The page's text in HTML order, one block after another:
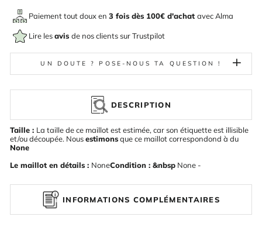
Paiement tout doux en 3 fois dès 100€ d'achat avecAlma
Lire lesavis de nos clients sur Trustpilot
UN DOUTE ? POSE-NOUS TA QUESTION !
DESCRIPTION
Taille : La taille de ce maillot est estimée, car son étiquette est illisible
et/ou découpée. Nousestimonsque ce maillot correspondond à du
None
Le maillot en détails : NoneCondition : &nbsp None -
INFORMATIONS COMPLÉMENTAIRES